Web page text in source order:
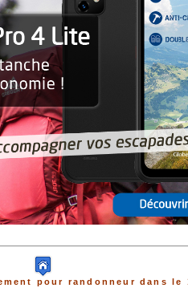
pour randonneur dans le